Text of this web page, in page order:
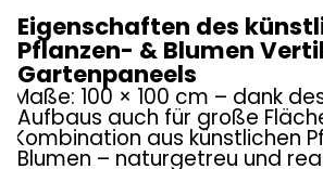
Eigenschaften des
Pflanzen- & Blumen
Gartenpaneels
Maße: 100 × 100 cm – dank
Aufbaus auch für große
Kombination aus künstlichen
Blumen – naturgetreu und